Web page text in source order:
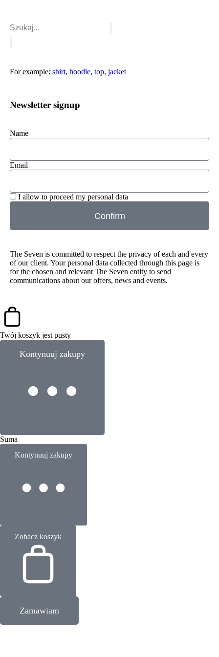
For example: shirt, hoodie, top, jacket
Newsletter signup
Name
Email
I allow to proceed my personal data
Confirm
The Seven is committed to respect the privacy of each and every
of our client. Your personal data collected through this page is
for the chosen and relevant The Seven entity to send
communications about our offers, news and events.
Twój koszyk jest pusty
Kontynuuj zakupy
Suma
Kontynuuj zakupy
Zobacz koszyk
Zamawiam